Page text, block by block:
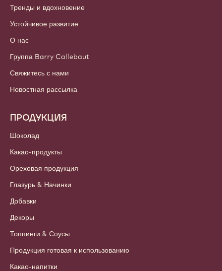
Тренды и вдохновение
Устойчивое развитие
О нас
Группа Barry Callebaut
Свяжитесь с нами
Новостная рассылка
ПРОДУКЦИЯ
Шоколад
Какао-продукты
Ореховая продукция
Глазурь & Начинки
Добавки
Декоры
Топпинги & Соусы
Продукция готовая к использованию
Какао-напитки